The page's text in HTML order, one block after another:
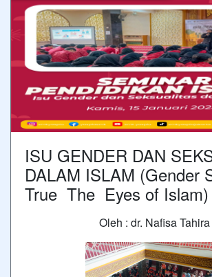
ISU GENDER DAN
DALAM ISLAM (Gender
True The Eyes of Islam)
Oleh : dr. Nafisa Tahira